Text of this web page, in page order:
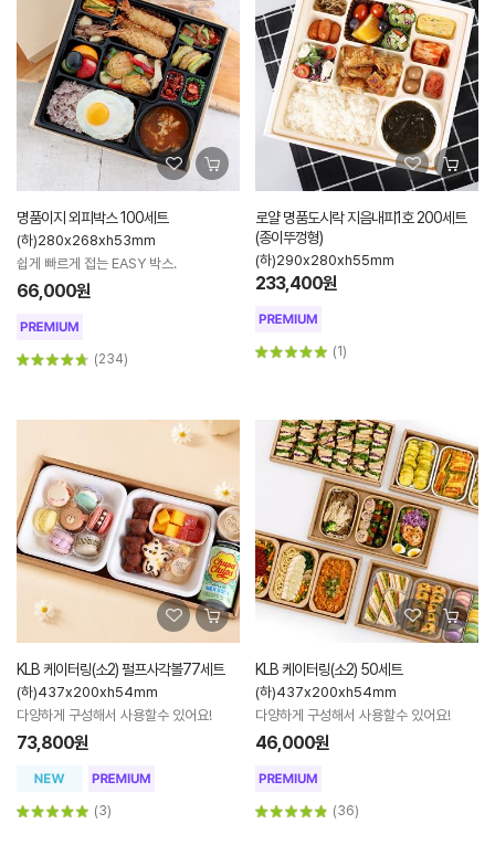
명품이지 외피박스 100세트
(하)280x268xh53mm
쉽게 빠르게 접는 EASY 박스.
66,000원
(234)
로얄 명품도시락 지음내피1호 200세트
(종이뚜껑형)
(하)290x280xh55mm
233,400원
(1)
KLB 케이터링(소2) 펄프사각볼77세트
(하)437x200xh54mm
다양하게 구성해서 사용할수 있어요!
73,800원
(3)
KLB 케이터링(소2) 50세트
(하)437x200xh54mm
다양하게 구성해서 사용할수 있어요!
46,000원
(36)